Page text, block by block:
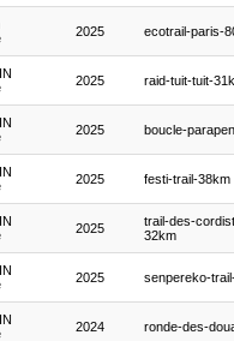
2025 ecotrail-paris-
2025 raid-tuit-tuit-
2025 boucle-
2025 festi-trail-38km
2025
trail-des-
32km
2025 senpereko-
2024 ronde-des-